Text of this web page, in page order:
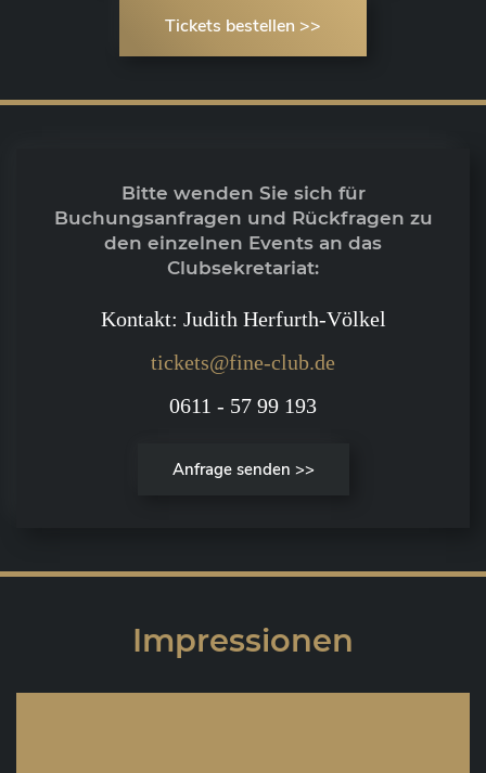
Tickets bestellen >>
Bitte wenden Sie sich für
Buchungsanfragen und Rückfragen zu
den einzelnen Events an das
Clubsekretariat:
Kontakt: Judith Herfurth-Völkel
tickets@fine-club.de
0611 - 57 99 193
Anfrage senden >>
Impressionen